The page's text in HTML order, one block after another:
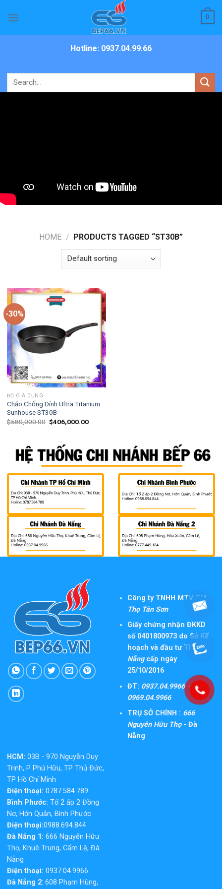
0
Hotline: 0937.04.99.66
Search
for:
HOME / PRODUCTS TAGGED “ST30B”
-30%
ĐỒ GIA DỤNG
Chảo Chống Dính Ultra Titanium
Sunhouse ST30B
$580,000.00 $406,000.00
Công ty TNHH MTV TM
Thọ Tân Sơn
Giấy chứng nhận ĐKKD
số 0401800973 do Sở Kế
hoạch và đầu tư TPĐà
Nẵngcấp ngày
25/10/2016
ĐT: 0937.04.9966 -
0969.04.9966
TRỤ SỞ CHÍNH : 666
Nguyễn Hữu Thọ- Đà
Nẵng
HCM: 03B - 970 Nguyễn Duy
Trinh, P Phú Hữu, TP Thủ Đức,
TP Hồ Chí Minh
Điện thoại: 0787.584.789
Bình Phước: Tổ 2 ấp 2 Đồng
Nơ, Hớn Quản, Bình Phước
Điện thoại:0988.694.844
Đà Nẵng 1: 666 Nguyễn Hữu
Thọ, Khuê Trung, Cẩm Lệ, Đà
Nẵng
Điện thoại: 0937.04.9966
Đà Nẵng 2: 608 Phạm Hùng,